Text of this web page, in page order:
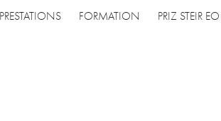
PRESTATIONS FORMATION PRIZ STEIR EO